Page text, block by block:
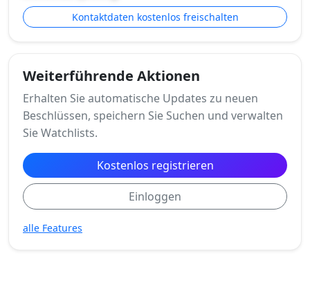
Kontaktdaten kostenlos freischalten
Weiterführende Aktionen
Erhalten Sie automatische Updates zu neuen
Beschlüssen, speichern Sie Suchen und verwalten
Sie Watchlists.
Kostenlos registrieren
Einloggen
alle Features